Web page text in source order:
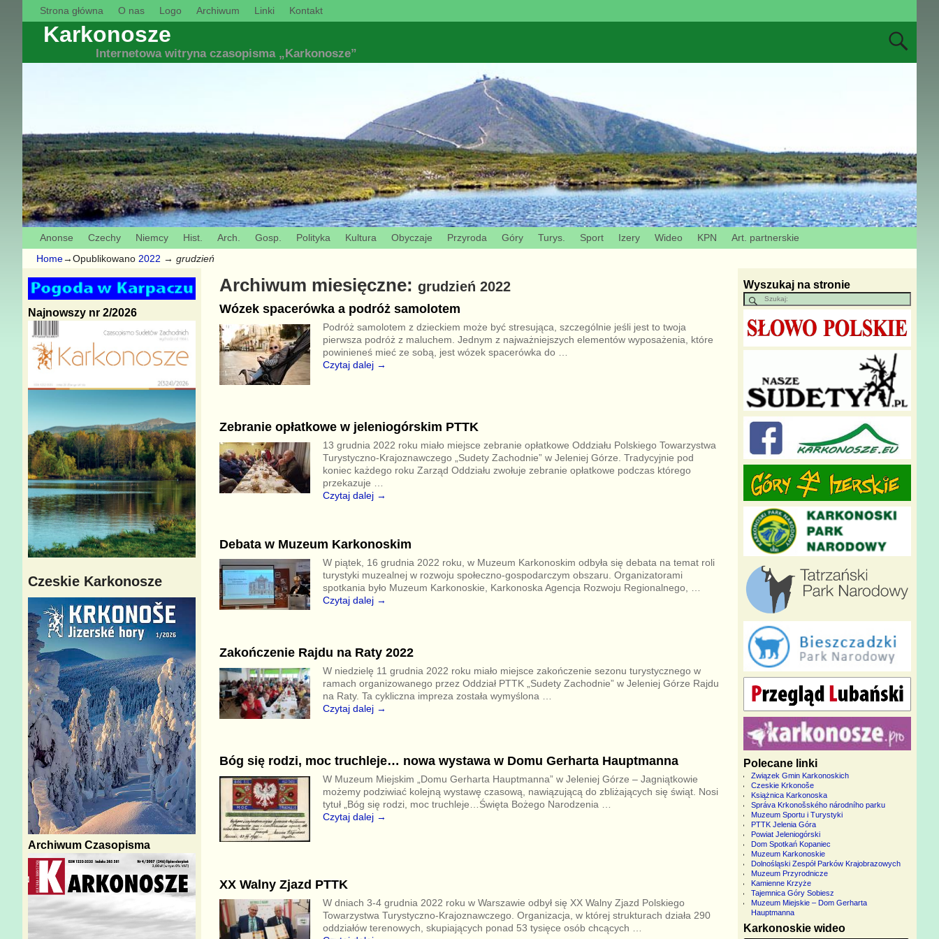
Strona główna O nas Logo Archiwum Linki Kontakt
Karkonosze
Internetowa witryna czasopisma „Karkonosze”
Anonse Czechy Niemcy Hist. Arch. Gosp. Polityka Kultura Obyczaje Przyroda Góry Turys. Sport Izery Wideo KPN
Art. partnerskie
Home→Opublikowano 2022 → grudzień
Archiwum miesięczne: grudzień 2022
Wózek spacerówka a podróż samolotem
Podróż samolotem z dzieckiem może być stresująca, szczególnie jeśli jest to twoja
pierwsza podróż z maluchem. Jednym z najważniejszych elementów wyposażenia, które
powinieneś mieć ze sobą, jest wózek spacerówka do
Czytaj dalej →
Zebranie opłatkowe w jeleniogórskim PTTK
13 grudnia 2022 roku miało miejsce zebranie opłatkowe Oddziału Polskiego Towarzystwa
Turystyczno-Krajoznawczego „Sudety Zachodnie” w Jeleniej Górze. Tradycyjnie pod
koniec każdego roku Zarząd Oddziału zwołuje zebranie opłatkowe podczas którego
przekazuje …
Czytaj dalej →
Debata w Muzeum Karkonoskim
W piątek, 16 grudnia 2022 roku, w Muzeum Karkonoskim odbyła się debata na temat roli
turystyki muzealnej w rozwoju społeczno-gospodarczym obszaru. Organizatorami
spotkania było Muzeum Karkonoskie, Karkonoska Agencja Rozwoju Regionalnego,
Czytaj dalej →
Zakończenie Rajdu na Raty 2022
W niedzielę 11 grudnia 2022 roku miało miejsce zakończenie sezonu turystycznego w
ramach organizowanego przez Oddział PTTK „Sudety Zachodnie” w Jeleniej Górze Rajdu
na Raty. Ta cykliczna impreza została wymyślona
Czytaj dalej →
Bóg się rodzi, moc truchleje… nowa wystawa w Domu Gerharta Hauptmanna
W Muzeum Miejskim „Domu Gerharta Hauptmanna” w Jeleniej Górze – Jagniątkowie
możemy podziwiać kolejną wystawę czasową, nawiązującą do zbliżających się świąt. Nosi
tytuł „Bóg się rodzi, moc truchleje…Święta Bożego Narodzenia …
Czytaj dalej →
XX Walny Zjazd PTTK
W dniach 3-4 grudnia 2022 roku w Warszawie odbył się XX Walny Zjazd Polskiego
Towarzystwa Turystyczno-Krajoznawczego. Organizacja, w której strukturach działa 290
oddziałów terenowych, skupiających ponad 53 tysięce osób chcących
Najnowszy nr 2/2026
Czeskie Karkonosze
Archiwum Czasopisma
Wyszukaj na stronie
Polecane linki
Związek Gmin Karkonoskich
Czeskie Krkonoše
Książnica Karkonoska
Správa Krkonošského národního parku
Muzeum Sportu i Turystyki
PTTK Jelenia Góra
Powiat Jeleniogórski
Dom Spotkań Kopaniec
Muzeum Karkonoskie
Dolnośląski Zespół Parków Krajobrazowych
Muzeum Przyrodnicze
Kamienne Krzyże
Tajemnica Góry Sobiesz
Muzeum Miejskie – Dom Gerharta
Hauptmanna
Karkonoskie wideo